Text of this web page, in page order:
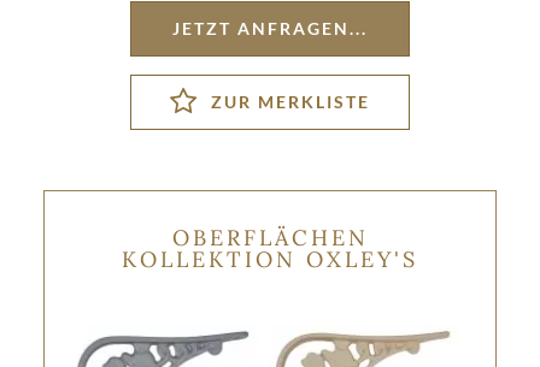
JETZT ANFRAGEN...
OBERFLÄCHEN
KOLLEKTION OXLEY'S